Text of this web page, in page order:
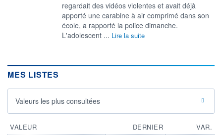
regardait des vidéos violentes et avait déjà
apporté une carabine à air comprimé dans son
école, a rapporté la police dimanche.
L'adolescent ... Lire la suite
MES LISTES
Valeurs les plus consultées
VALEUR DERNIER
VAR.